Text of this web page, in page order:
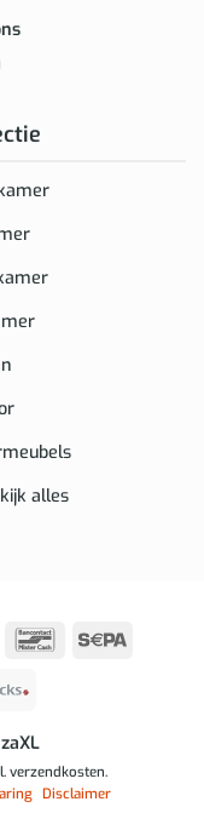
alles
Bancontact
verzendkosten.
Disclaimer